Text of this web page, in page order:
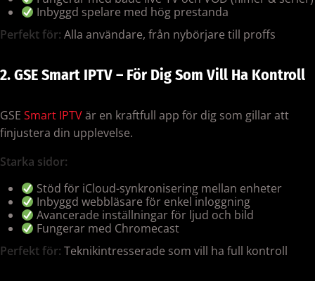
Inbyggd spelare med hög prestanda
Perfekt för: Alla användare, från nybörjare till proffs
2. GSE Smart IPTV – För Dig Som Vill Ha Kontroll
GSE Smart IPTVär en kraftfull app för dig som gillar att
finjustera din upplevelse.
Starka sidor:
Stöd för iCloud-synkronisering mellan enheter
Inbyggd webbläsare för enkel inloggning
Avancerade inställningar för ljud och bild
Fungerar med Chromecast
Perfekt för: Teknikintresserade som vill ha full kontroll